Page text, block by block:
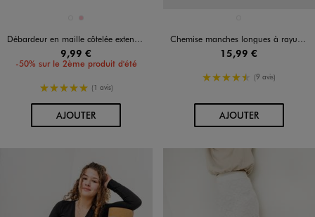
Disponible en 2 coloris
BLANC STANDARD
ROSE
Débardeur en maille côtelée extensible à basque fille
9,99 €
-50% sur le 2ème produit d'été
5/5 de moyenne
(1 avis)
AJOUTERAU PANIER
Chemise manches longues à rayures fille
15,99 €
4.5/5 de moyenne
(9 avis)
AJOUTERAU PANIER